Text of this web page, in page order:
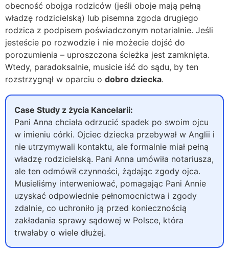
obecność obojga rodziców (jeśli oboje mają pełną
władzę rodzicielską) lub pisemna zgoda drugiego
rodzica z podpisem poświadczonym notarialnie. Jeśli
jesteście po rozwodzie i nie możecie dojść do
porozumienia – uproszczona ścieżka jest zamknięta.
Wtedy, paradoksalnie, musicie iść do sądu, by ten
rozstrzygnął w oparciu o dobro dziecka.
Case Study z życia Kancelarii:
Pani Anna chciała odrzucić spadek po swoim ojcu
w imieniu córki. Ojciec dziecka przebywał w Anglii i
nie utrzymywali kontaktu, ale formalnie miał pełną
władzę rodzicielską. Pani Anna umówiła notariusza,
ale ten odmówił czynności, żądając zgody ojca.
Musieliśmy interweniować, pomagając Pani Annie
uzyskać odpowiednie pełnomocnictwa i zgody
zdalnie, co uchroniło ją przed koniecznością
zakładania sprawy sądowej w Polsce, która
trwałaby o wiele dłużej.